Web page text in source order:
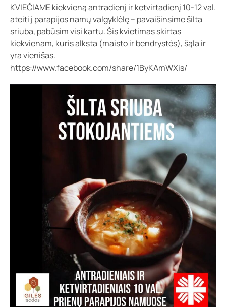
KVIEČIAME kiekvieną antradienį ir ketvirtadienį 10-12 val.
ateiti į parapijos namų valgyklėlę – pavaišinsime šilta
sriuba, pabūsim visi kartu. Šis kvietimas skirtas
kiekvienam, kuris alksta (maisto ir bendrystės), šąla ir
yra vienišas.
https://www.facebook.com/share/1ByKAmWXis/